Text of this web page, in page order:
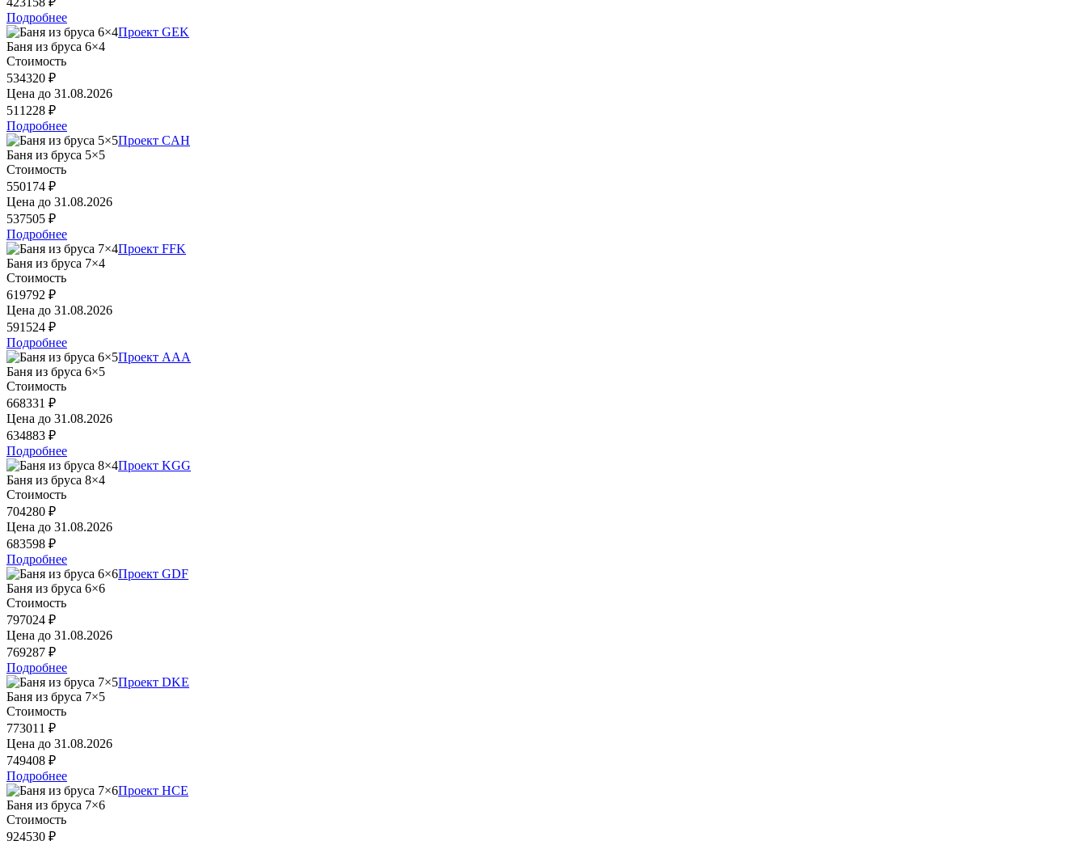
Подробнее
Проект GEK
Баня из бруса 6×4
Стоимость
534320 ₽
Цена до 31.08.2026
511228 ₽
Подробнее
Проект CAH
Баня из бруса 5×5
Стоимость
550174 ₽
Цена до 31.08.2026
537505 ₽
Подробнее
Проект FFK
Баня из бруса 7×4
Стоимость
619792 ₽
Цена до 31.08.2026
591524 ₽
Подробнее
Проект AAA
Баня из бруса 6×5
Стоимость
668331 ₽
Цена до 31.08.2026
634883 ₽
Подробнее
Проект KGG
Баня из бруса 8×4
Стоимость
704280 ₽
Цена до 31.08.2026
683598 ₽
Подробнее
Проект GDF
Баня из бруса 6×6
Стоимость
797024 ₽
Цена до 31.08.2026
769287 ₽
Подробнее
Проект DKE
Баня из бруса 7×5
Стоимость
773011 ₽
Цена до 31.08.2026
749408 ₽
Подробнее
Проект HCE
Баня из бруса 7×6
Стоимость
924530 ₽